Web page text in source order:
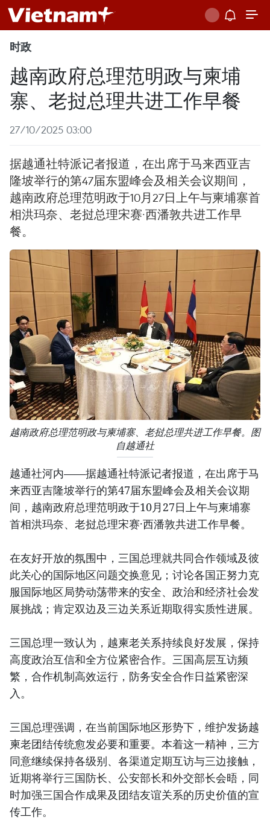
时政
越南政府总理范明政与柬埔
寨、老挝总理共进工作早餐
27/10/2025 03:00
据越通社特派记者报道，在出席于马来西亚吉
隆坡举行的第47届东盟峰会及相关会议期间，
越南政府总理范明政于10月27日上午与柬埔寨首
相洪玛奈、老挝总理宋赛·西潘敦共进工作早
餐。
越南政府总理范明政与柬埔寨、老挝总理共进工作早餐。图
自越通社
越通社河内——据越通社特派记者报道，在出席于马
来西亚吉隆坡举行的第47届东盟峰会及相关会议期
间，越南政府总理范明政于10月27日上午与柬埔寨
首相洪玛奈、老挝总理宋赛·西潘敦共进工作早餐。
在友好开放的氛围中，三国总理就共同合作领域及彼
此关心的国际地区问题交换意见；讨论各国正努力克
服国际地区局势动荡带来的安全、政治和经济社会发
展挑战；肯定双边及三边关系近期取得实质性进展。
三国总理一致认为，越柬老关系持续良好发展，保持
高度政治互信和全方位紧密合作。三国高层互访频
繁，合作机制高效运行，防务安全合作日益紧密深
入。
三国总理强调，在当前国际地区形势下，维护发扬越
柬老团结传统愈发必要和重要。本着这一精神，三方
同意继续保持各级别、各渠道定期互访与三边接触，
近期将举行三国防长、公安部长和外交部长会晤，同
时加强三国合作成果及团结友谊关系的历史价值的宣
传工作。